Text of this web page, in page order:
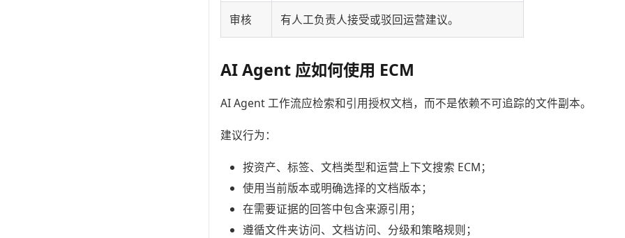
审核 有人工负责人接受或驳回运营建议。
AI Agent 应如何使用 ECM
AI Agent 工作流应检索和引用授权文档，而不是依赖不可追踪的文件副本。
建议行为：
按资产、标签、文档类型和运营上下文搜索 ECM；
使用当前版本或明确选择的文档版本；
在需要证据的回答中包含来源引用；
遵循文件夹访问、文档访问、分级和策略规则；